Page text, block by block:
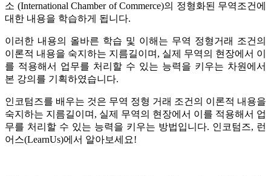
소 (International Chamber of Commerce)의 정형화된 무역조건에
대한 내용을 학습하게 됩니다.
이러한 내용의 올바른 학습 및 이해는 무역 정형거래 조건의
이론적 내용을 숙지하는 지름길이며, 실제 무역의 현장에서 이
를 적용해서 업무를 처리할 수 있는 능력을 키우는 차원에서
본 강의를 기획하였습니다.
인코텀즈를 배우는 것은 무역 정형 거래 조건의 이론적 내용을
숙지하는 지름길이며, 실제 무역의 현장에서 이를 적용해서 업
무를 처리할 수 있는 능력을 키우는 방법입니다. 인코텀즈, 런
어스(LearnUs)에서 알아보세요!